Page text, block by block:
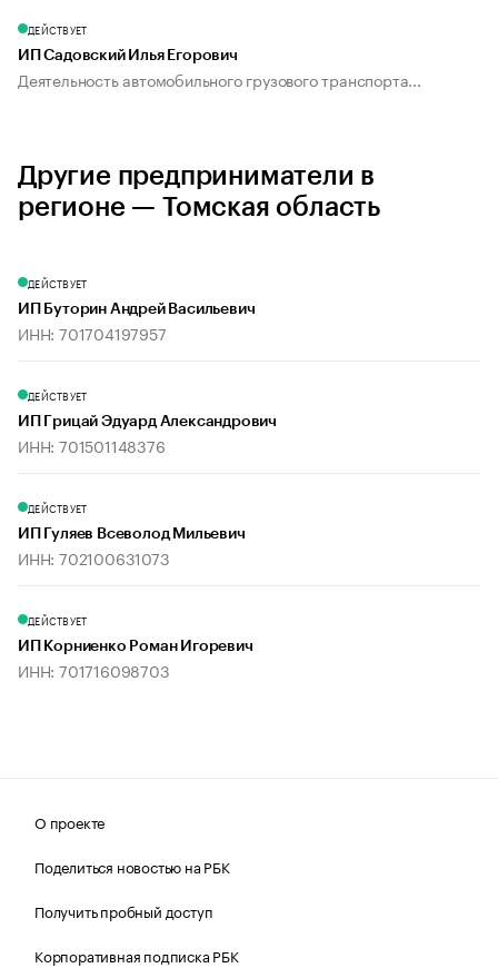
ДЕЙСТВУЕТ
ИП Садовский Илья Егорович
Деятельность автомобильного грузового транспорта...
Другие предприниматели в
регионе — Томская область
ДЕЙСТВУЕТ
ИП Буторин Андрей Васильевич
ИНН: 701704197957
ДЕЙСТВУЕТ
ИП Грицай Эдуард Александрович
ИНН: 701501148376
ДЕЙСТВУЕТ
ИП Гуляев Всеволод Мильевич
ИНН: 702100631073
ДЕЙСТВУЕТ
ИП Корниенко Роман Игоревич
ИНН: 701716098703
О проекте
Поделиться новостью на РБК
Получить пробный доступ
Корпоративная подписка РБК